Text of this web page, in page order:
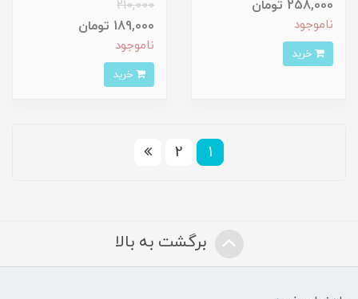
258,000 تومان
ناموجود
210,000
189,000 تومان
ناموجود
1
2
برگشت به بالا